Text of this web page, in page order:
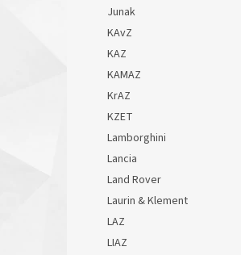
Junak
KAvZ
KAZ
KAMAZ
KrAZ
KZET
Lamborghini
Lancia
Land Rover
Laurin & Klement
LAZ
LIAZ